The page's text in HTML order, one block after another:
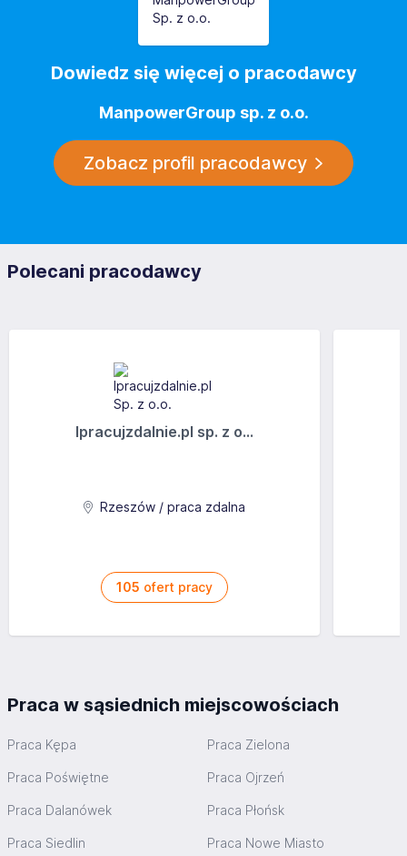
Dowiedz się więcej o pracodawcy
ManpowerGroup sp. z o.o.
Zobacz profil pracodawcy
Polecani pracodawcy
Ipracujzdalnie.pl sp. z o...
Rzeszów / praca zdalna
105 ofert pracy
Praca w sąsiednich miejscowościach
Praca Kępa Praca Zielona
Praca Poświętne Praca Ojrzeń
Praca Dalanówek Praca Płońsk
Praca Siedlin Praca Nowe Miasto